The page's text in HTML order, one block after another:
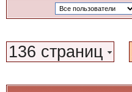
136 страниц